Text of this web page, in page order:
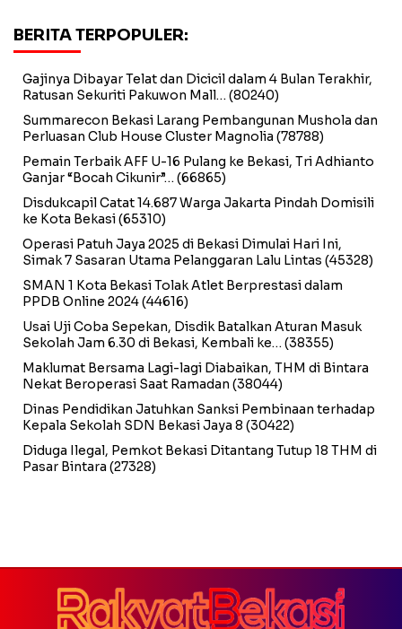
BERITA TERPOPULER:
Gajinya Dibayar Telat dan Dicicil dalam 4 Bulan Terakhir,
Ratusan Sekuriti Pakuwon Mall… (80240)
Summarecon Bekasi Larang Pembangunan Mushola dan
Perluasan Club House Cluster Magnolia (78788)
Pemain Terbaik AFF U-16 Pulang ke Bekasi, Tri Adhianto
Ganjar “Bocah Cikunir”… (66865)
Disdukcapil Catat 14.687 Warga Jakarta Pindah Domisili
ke Kota Bekasi(65310)
Operasi Patuh Jaya 2025 di Bekasi Dimulai Hari Ini,
Simak 7 Sasaran Utama Pelanggaran Lalu Lintas (45328)
SMAN 1 Kota Bekasi Tolak Atlet Berprestasi dalam
PPDB Online 2024(44616)
Usai Uji Coba Sepekan, Disdik Batalkan Aturan Masuk
Sekolah Jam 6.30 di Bekasi, Kembali ke… (38355)
Maklumat Bersama Lagi-lagi Diabaikan, THM di Bintara
Nekat Beroperasi Saat Ramadan (38044)
Dinas Pendidikan Jatuhkan Sanksi Pembinaan terhadap
Kepala Sekolah SDN Bekasi Jaya 8 (30422)
Diduga Ilegal, Pemkot Bekasi Ditantang Tutup 18 THM di
Pasar Bintara (27328)